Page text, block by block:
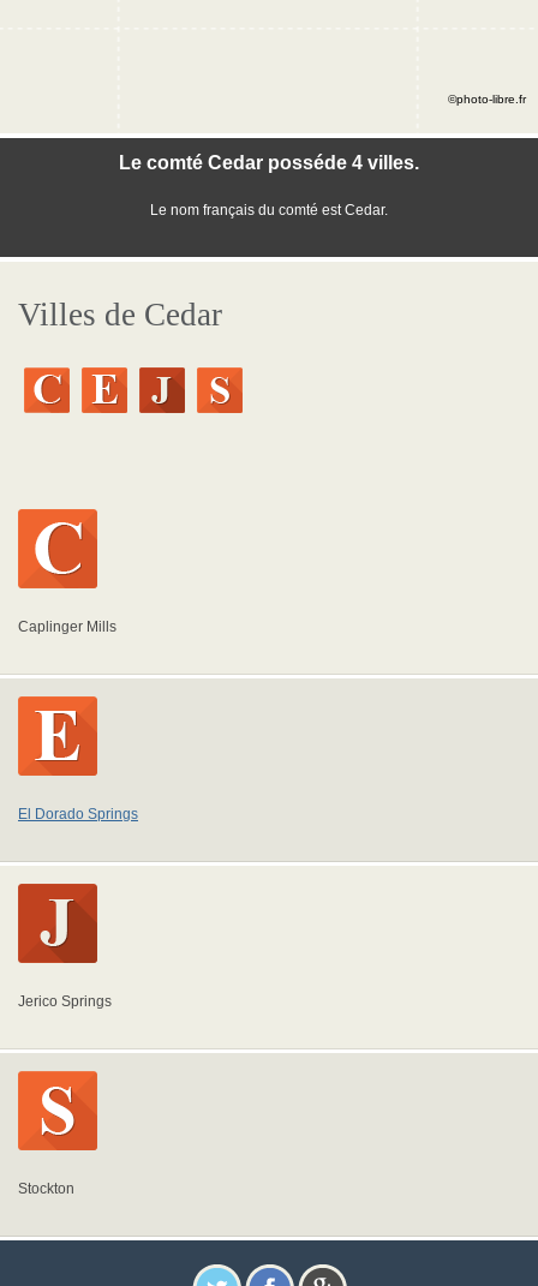
Le comté Cedar posséde 4 villes.
Le nom français du comté est Cedar.
©photo-libre.fr
Villes de Cedar
Caplinger Mills
El Dorado Springs
Jerico Springs
Stockton